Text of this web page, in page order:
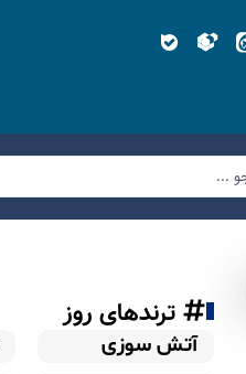
ترندهای روز
آتش سوزی